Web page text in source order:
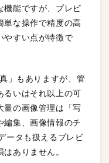
機能ですが、プレビ
単な操作で精度の高
やすい点が特徴で
」もありますが、管
るいはそれ以上の可
量の画像管理は「写
編集、画像情報のチ
ータも扱えるプレビ
ありません。